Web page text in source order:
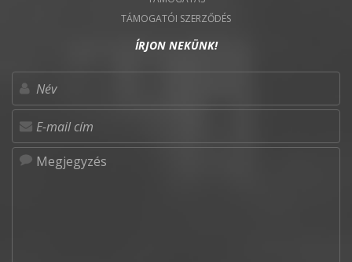
TÁMOGATÓI SZERZŐDÉS
ÍRJON NEKÜNK!